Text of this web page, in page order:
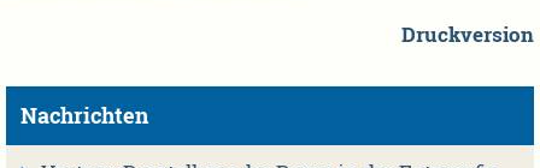
Druckversion
Nachrichten